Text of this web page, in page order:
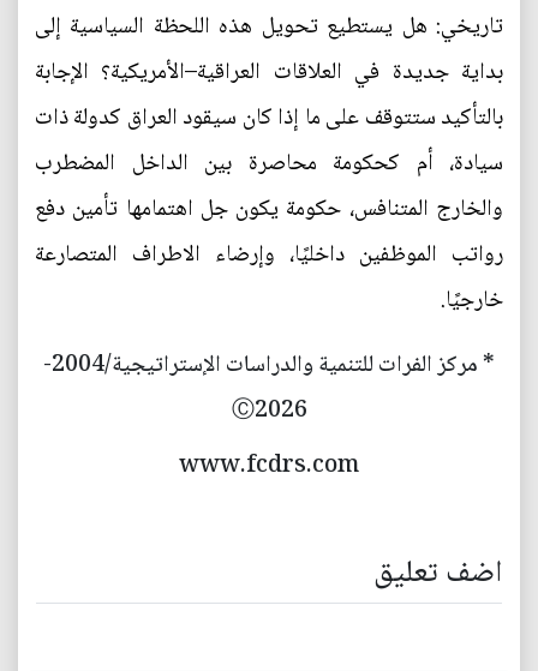
تاريخي: هل يستطيع تحويل هذه اللحظة السياسية إلى
بداية جديدة في العلاقات العراقية–الأمريكية؟ الإجابة
بالتأكيد ستتوقف على ما إذا كان سيقود العراق كدولة ذات
سيادة، أم كحكومة محاصرة بين الداخل المضطرب
والخارج المتنافس، حكومة يكون جل اهتمامها تأمين دفع
رواتب الموظفين داخليًا، وإرضاء الاطراف المتصارعة
خارجيًا.
* مركز الفرات للتنمية والدراسات الإستراتيجية/2004-
Ⓒ2026
www.fcdrs.com
اضف تعليق